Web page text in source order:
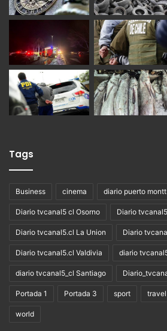
Tags
Business cinema diario puerto montt
Diario tvcanal5 cl Osorno Diario
Diario tvcanal5.cl La Union Diario
Diario tvcanal5.cl Valdivia diario
diario tvcanal5_cl Santiago
Portada 1 Portada 3 sport travel
world